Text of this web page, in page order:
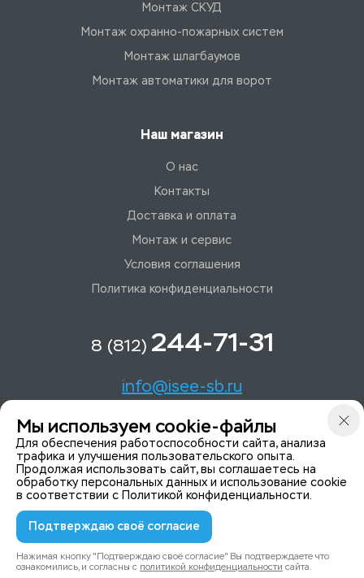
Монтаж СКУД
Монтаж охранно-пожарных систем
Монтаж шлагбаумов
Монтаж автоматики для ворот
Наш магазин
О нас
Контакты
Доставка и оплата
Монтаж и сервис
Условия соглашения
Политика конфиденциальности
8 (812) 244-71-31
info@isee-sb.ru
Светлановский пр-кт, д. 70, корп. 1
Мы в Telegam
© 2015-2026 ISeeYou - системы безопасности
Политика конфиденциальности
Мы используем cookie-файлы
Для обеспечения работоспособности сайта, анализа
трафика и улучшения пользовательского опыта.
Продолжая использовать сайт, вы соглашаетесь на
обработку персональных данных и использование cookie
в соответствии с Политикой конфиденциальности.
Подтверждаю своё согласие
Нажимая кнопку "Подтверждаю своё согласие" Вы подтверждаете что
ознакомились, и согласны с политикой конфиденциальности сайта.